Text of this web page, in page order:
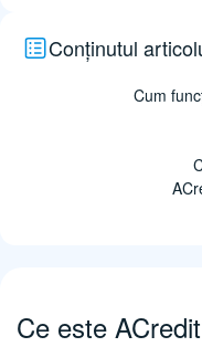
Conținutul
Cum
Ce este